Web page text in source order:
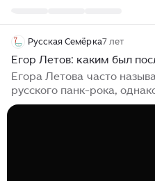
Русская Семёрка7 лет
Егор Летов: каким был
Егора Летова часто
русского панк-рока,
сложно вписать в узкие